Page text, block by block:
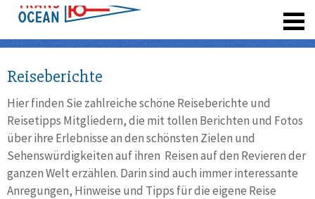
Reiseberichte
Hier finden Sie zahlreiche schöne Reiseberichte und
Reisetipps Mitgliedern, die mit tollen Berichten und Fotos
über ihre Erlebnisse an den schönsten Zielen und
Sehenswürdigkeiten auf ihren Reisen auf den Revieren der
ganzen Welt erzählen. Darin sind auch immer interessante
Anregungen, Hinweise und Tipps für die eigene Reise